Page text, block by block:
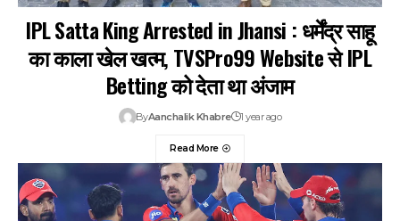
IPL Satta King Arrested in Jhansi : धर्मेंद्र साहू
का काला खेल खत्म, TVSPro99 Website से IPL
Betting को देता था अंजाम
ByAanchalik Khabre 1 year ago
Read More